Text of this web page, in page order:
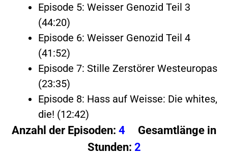
Episode 5: Weisser Genozid Teil 3
(44:20)
Episode 6: Weisser Genozid Teil 4
(41:52)
Episode 7: Stille Zerstörer Westeuropas
(23:35)
Episode 8: Hass auf Weisse: Die whites,
die! (12:42)
Anzahl der Episoden: 4 Gesamtlänge in
Stunden: 2